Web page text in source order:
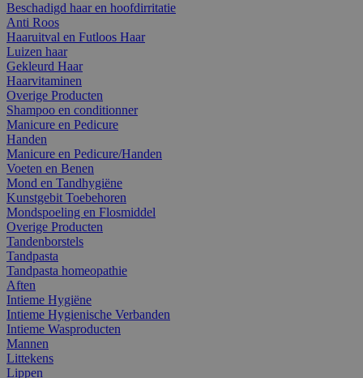
Beschadigd haar en hoofdirritatie
Anti Roos
Haaruitval en Futloos Haar
Luizen haar
Gekleurd Haar
Haarvitaminen
Overige Producten
Shampoo en conditionner
Manicure en Pedicure
Handen
Manicure en Pedicure/Handen
Voeten en Benen
Mond en Tandhygiëne
Kunstgebit Toebehoren
Mondspoeling en Flosmiddel
Overige Producten
Tandenborstels
Tandpasta
Tandpasta homeopathie
Aften
Intieme Hygiëne
Intieme Hygienische Verbanden
Intieme Wasproducten
Mannen
Littekens
Lippen